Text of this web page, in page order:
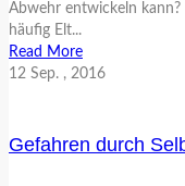
Abwehr entwickeln kann?
häufig Elt...
Read More
12 Sep. , 2016
Gefahren durch